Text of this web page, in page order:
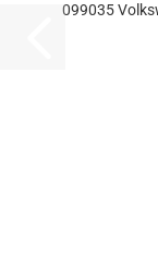
099035